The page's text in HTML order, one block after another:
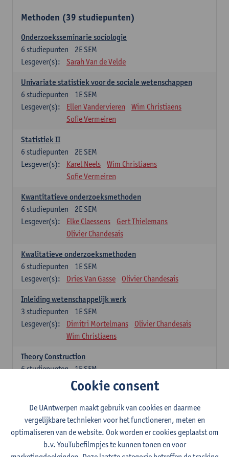
Methoden (39 studiepunten)
Onderzoeksseminarie sociologie
2E SEM
6 studiepunten
Lesgever(s):
Sarah Van de Velde
Univariate statistiek voor de sociale wetenschappen
1E SEM
6 studiepunten
Lesgever(s):
Ellen Vandervieren
Wim Christiaens
Sofie Vermeiren
Statistiek II
2E SEM
6 studiepunten
Lesgever(s):
Karel Neels
Wim Christiaens
Sofie Vermeiren
Kwantitatieve onderzoeksmethoden
2E SEM
6 studiepunten
Lesgever(s):
Elke Claessens
Gert Thielemans
Olivier Chandesais
Kwalitatieve onderzoeksmethoden
1E SEM
6 studiepunten
Lesgever(s):
Dries Van Gasse Olivier Chandesais
Inleiding wetenschappelijk werk
1E SEM
3 studiepunten
Lesgever(s):
Dimitri Mortelmans
Olivier Chandesais
Wim Christiaens
Theory Construction
1E SEM
6studiepunten
Reda Mahajar
Algemeen vormende opleidingsonderdelen (15
studiepunten)
Sociale ongelijkheid: klasse, gender, etniciteit
1E SEM
3
studiepunten
Cookie consent
De UAntwerpen maakt gebruik van cookies en daarmee
vergelijkbare technieken voor het functioneren, meten en
optimaliseren van de website. Ook worden er cookies geplaatst om
b.v. YouTubefilmpjes te kunnen tonen en voor